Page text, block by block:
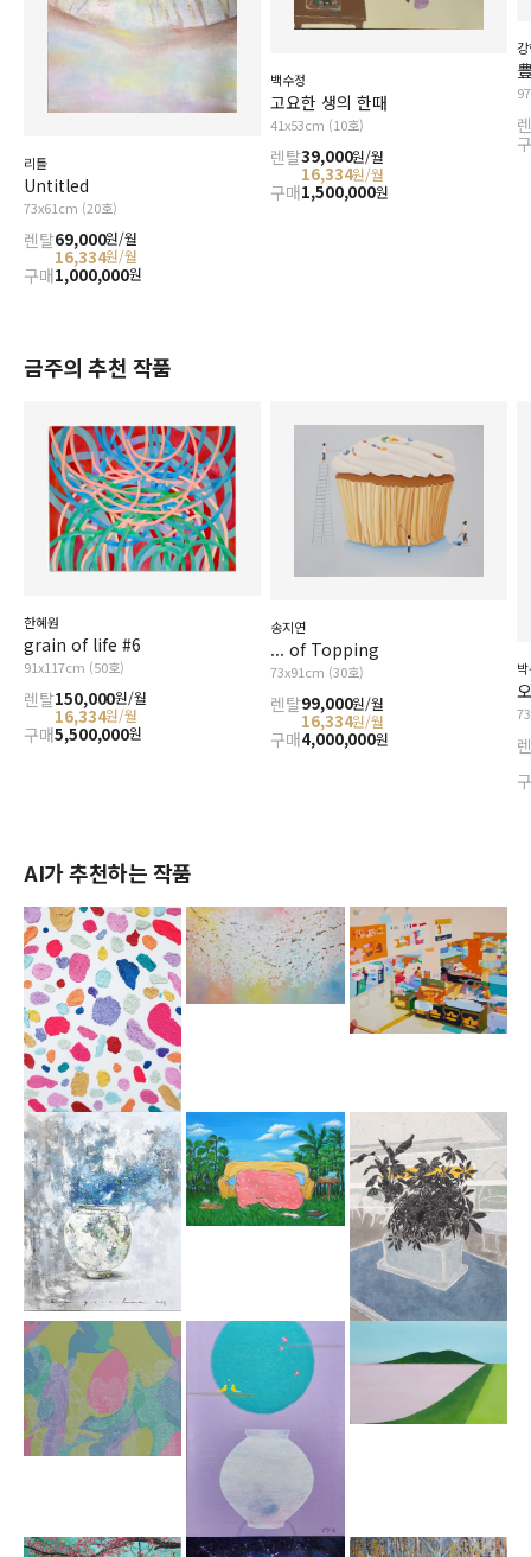
리틀
Untitled
73x61cm (20호)
렌탈69,000원/월
16,334원/월
구매1,000,000원
백수정
고요한 생의 한때
41x53cm (10호)
렌탈39,000원/월
16,334원/월
구매1,500,000원
금주의 추천 작품
한혜원
grain of life #6
91x117cm (50호)
렌탈150,000원/월
16,334원/월
구매5,500,000원
송지연
... of Topping
73x91cm (30호)
렌탈99,000원/월
16,334원/월
구매4,000,000원
AI가 추천하는 작품